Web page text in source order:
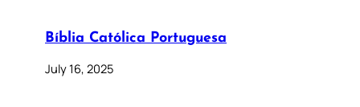
Bíblia Católica Portuguesa
July 16, 2025